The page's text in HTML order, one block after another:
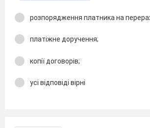
розпорядження платника на
платіжне доручення;
копії договорів;
усі відповіді вірні